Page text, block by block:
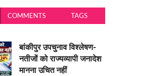
COMMENTS TAGS
बांकीपुर उपचुनाव विश्लेषण-
नतीजों को राज्यव्यापी जनादेश
मानना उचित नहीं